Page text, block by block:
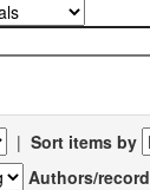
| Sort items by
Authors/record